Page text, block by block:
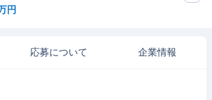
円
応募について 企業情報